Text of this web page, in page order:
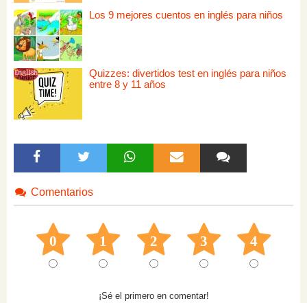
Los 9 mejores cuentos en inglés para niños
Quizzes: divertidos test en inglés para niños
entre 8 y 11 años
Comentarios
0 1 2 3 4
¡Sé el primero en comentar!